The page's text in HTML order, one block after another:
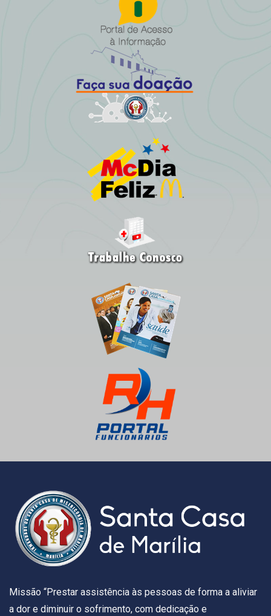
Missão “Prestar assistência às pessoas de forma a aliviar
a dor e diminuir o sofrimento, com dedicação e